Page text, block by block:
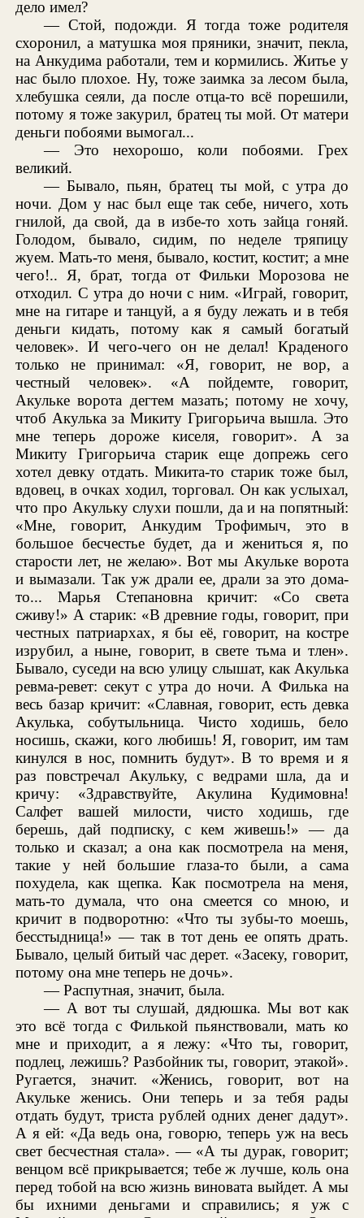
дело имел?
— Стой, подожди. Я тогда тоже родителя
схоронил, а матушка моя пряники, значит, пекла,
на Анкудима работали, тем и кормились. Житье у
нас было плохое. Ну, тоже заимка за лесом была,
хлебушка сеяли, да после отца-то всё порешили,
потому я тоже закурил, братец ты мой. От матери
деньги побоями вымогал...
— Это нехорошо, коли побоями. Грех
великий.
— Бывало, пьян, братец ты мой, с утра до
ночи. Дом у нас был еще так себе, ничего, хоть
гнилой, да свой, да в избе-то хоть зайца гоняй.
Голодом, бывало, сидим, по неделе тряпицу
жуем. Мать-то меня, бывало, костит, костит; а мне
чего!.. Я, брат, тогда от Фильки Морозова не
отходил. С утра до ночи с ним. «Играй, говорит,
мне на гитаре и танцуй, а я буду лежать и в тебя
деньги кидать, потому как я самый богатый
человек». И чего-чего он не делал! Краденого
только не принимал: «Я, говорит, не вор, а
честный человек». «А пойдемте, говорит,
Акульке ворота дегтем мазать; потому не хочу,
чтоб Акулька за Микиту Григорьича вышла. Это
мне теперь дороже киселя, говорит». А за
Микиту Григорьича старик еще допрежь сего
хотел девку отдать. Микита-то старик тоже был,
вдовец, в очках ходил, торговал. Он как услыхал,
что про Акульку слухи пошли, да и на попятный:
«Мне, говорит, Анкудим Трофимыч, это в
большое бесчестье будет, да и жениться я, по
старости лет, не желаю». Вот мы Акульке ворота
и вымазали. Так уж драли ее, драли за это дома-
то... Марья Степановна кричит: «Со света
сживу!» А старик: «В древние годы, говорит, при
честных патриархах, я бы её, говорит, на костре
изрубил, а ныне, говорит, в свете тьма и тлен».
Бывало, суседи на всю улицу слышат, как Акулька
ревма-ревет: секут с утра до ночи. А Филька на
весь базар кричит: «Славная, говорит, есть девка
Акулька, собутыльница. Чисто ходишь, бело
носишь, скажи, кого любишь! Я, говорит, им там
кинулся в нос, помнить будут». В то время и я
раз повстречал Акульку, с ведрами шла, да и
кричу: «Здравствуйте, Акулина Кудимовна!
Салфет вашей милости, чисто ходишь, где
берешь, дай подписку, с кем живешь!» — да
только и сказал; а она как посмотрела на меня,
такие у ней большие глаза-то были, а сама
похудела, как щепка. Как посмотрела на меня,
мать-то думала, что она смеется со мною, и
кричит в подворотню: «Что ты зубы-то моешь,
бесстыдница!» — так в тот день ее опять драть.
Бывало, целый битый час дерет. «Засеку, говорит,
потому она мне теперь не дочь».
— Распутная, значит, была.
— А вот ты слушай, дядюшка. Мы вот как
это всё тогда с Филькой пьянствовали, мать ко
мне и приходит, а я лежу: «Что ты, говорит,
подлец, лежишь? Разбойник ты, говорит, этакой».
Ругается, значит. «Женись, говорит, вот на
Акульке женись. Они теперь и за тебя рады
отдать будут, триста рублей одних денег дадут».
А я ей: «Да ведь она, говорю, теперь уж на весь
свет бесчестная стала». — «А ты дурак, говорит;
венцом всё прикрывается; тебе ж лучше, коль она
перед тобой на всю жизнь виновата выйдет. А мы
бы ихними деньгами и справились; я уж с